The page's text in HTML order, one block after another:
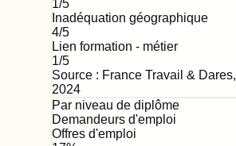
1/5
Inadéquation géographique
4/5
Lien formation - métier
1/5
Source : France Travail & Dares,
2024
Par niveau de diplôme
Demandeurs d'emploi
Offres d'emploi